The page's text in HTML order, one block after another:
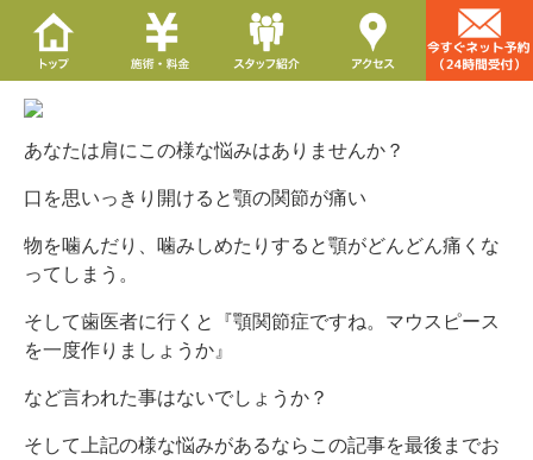
あなたは肩にこの様な悩みはありませんか？
口を思いっきり開けると顎の関節が痛い
物を噛んだり、噛みしめたりすると顎がどんどん痛くな
ってしまう。
そして歯医者に行くと『顎関節症ですね。マウスピース
を一度作りましょうか』
など言われた事はないでしょうか？
そして上記の様な悩みがあるならこの記事を最後までお